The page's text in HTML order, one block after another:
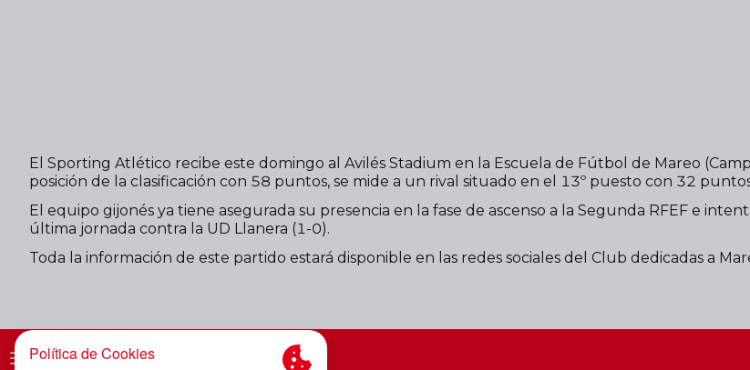
El Sporting Atlético recibe este domingo al Avilés Stadium en la Escuela de Fútbol de Mareo
posición de la clasificación con 58 puntos, se mide a un rival situado en el 13º puesto con 32
El equipo gijonés ya tiene asegurada su presencia en la fase de ascenso a la Segunda RFEF e
última jornada contra la UD Llanera (1-0).
Toda la información de este partido estará disponible en las redes sociales del Club dedicadas a